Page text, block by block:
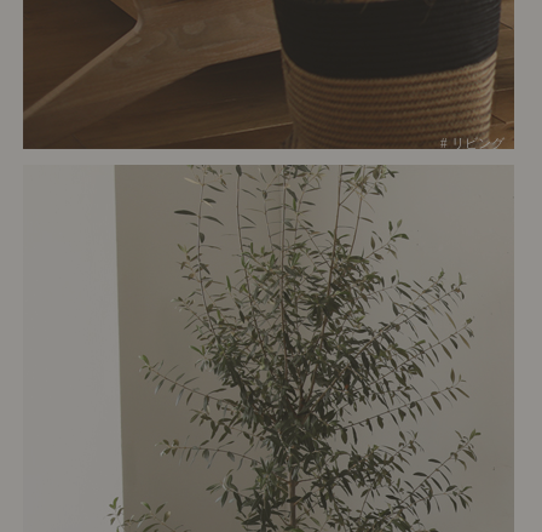
# リビング